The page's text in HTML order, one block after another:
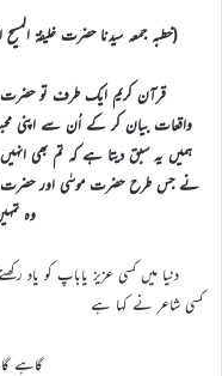
(خطبہ جمعہ سیدنا حضرت خلیفۃ المسیح الثانی رضی
قرآن کریم ایک طرف تو حضرت
واقعات بیان کر کے اُن سے اپنی
ہمیں یہ سبق دیتا ہے کہ تم بھی
نے جس طرح حضرت موسٰی اور حضرت عیسٰی
وہ
دنیا میں کسی عزیز یاباپ کو یاد
کسی شاعر نے کہا ہے
گاہے